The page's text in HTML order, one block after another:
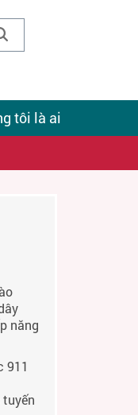
tôi là ai
năng
911